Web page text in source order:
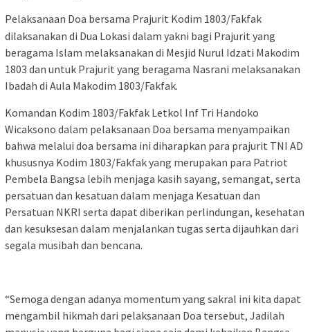
Pelaksanaan Doa bersama Prajurit Kodim 1803/Fakfak
dilaksanakan di Dua Lokasi dalam yakni bagi Prajurit yang
beragama Islam melaksanakan di Mesjid Nurul Idzati Makodim
1803 dan untuk Prajurit yang beragama Nasrani melaksanakan
Ibadah di Aula Makodim 1803/Fakfak.
Komandan Kodim 1803/Fakfak Letkol Inf Tri Handoko
Wicaksono dalam pelaksanaan Doa bersama menyampaikan
bahwa melalui doa bersama ini diharapkan para prajurit TNI AD
khususnya Kodim 1803/Fakfak yang merupakan para Patriot
Pembela Bangsa lebih menjaga kasih sayang, semangat, serta
persatuan dan kesatuan dalam menjaga Kesatuan dan
Persatuan NKRI serta dapat diberikan perlindungan, kesehatan
dan kesuksesan dalam menjalankan tugas serta dijauhkan dari
segala musibah dan bencana.
“Semoga dengan adanya momentum yang sakral ini kita dapat
mengambil hikmah dari pelaksanaan Doa tersebut, Jadilah